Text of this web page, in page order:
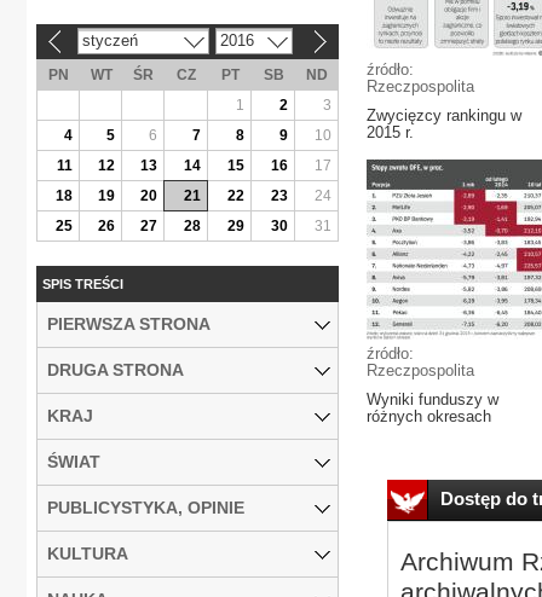
źródło:
Rzeczpospolita
Zwycięzcy rankingu w
2015 r.
źródło:
Rzeczpospolita
Wyniki funduszy w
różnych okresach
Dostęp do
Archiwum
styczeń 2016
PN WT ŚR CZ PT SB
ND
1
2
3
4
5 6 7 8 9
10
11
12 13 14 15 16
17
18
19 20 21 22 23
24
25
26 27 28 29 30 31
SPIS TREŚCI
PIERWSZA STRONA
DRUGA STRONA
KRAJ
ŚWIAT
PUBLICYSTYKA, OPINIE
KULTURA